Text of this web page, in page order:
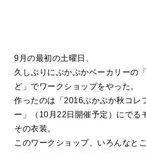
9月の最初の土曜日、
久しぶりにぷかぷかベーカリーの
ど」でワークショップをやった。
作ったのは「2016ぷかぷか秋コレ
ー」（10月22日開催予定）にでる
その衣装。
このワークショップ、いろんなと